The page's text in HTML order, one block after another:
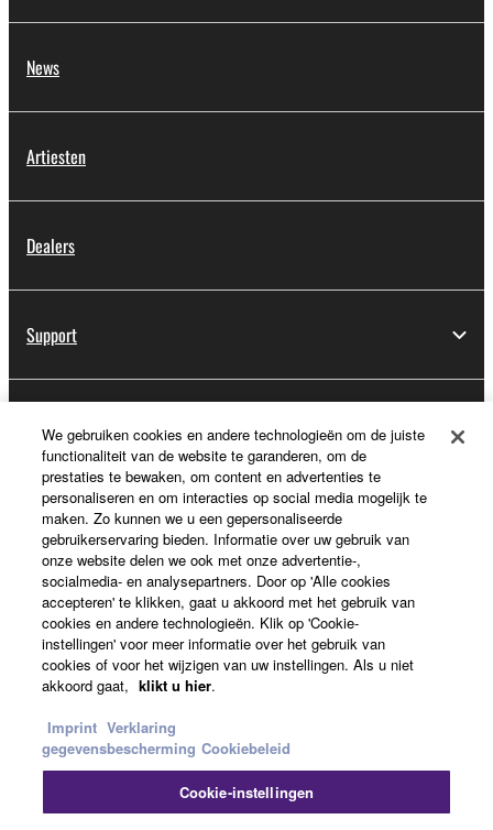
News
Artiesten
Dealers
Support
Registratie voor Yamaha Music ID
Over Yamaha
Nederland / België / Luxemburg - Dutch
Business
We gebruiken cookies en andere technologieën om de juiste
functionaliteit van de website te garanderen, om de
prestaties te bewaken, om content en advertenties te
personaliseren en om interacties op social media mogelijk te
maken. Zo kunnen we u een gepersonaliseerde
gebruikerservaring bieden. Informatie over uw gebruik van
onze website delen we ook met onze advertentie-,
socialmedia- en analysepartners. Door op 'Alle cookies
accepteren' te klikken, gaat u akkoord met het gebruik van
cookies en andere technologieën. Klik op 'Cookie-
instellingen' voor meer informatie over het gebruik van
cookies of voor het wijzigen van uw instellingen. Als u niet
akkoord gaat, klikt u hier.
Imprint Verklaring
gegevensbescherming Cookiebeleid
Cookie-instellingen